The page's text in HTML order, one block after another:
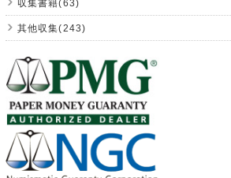
収集書籍(63)
其他収集(243)